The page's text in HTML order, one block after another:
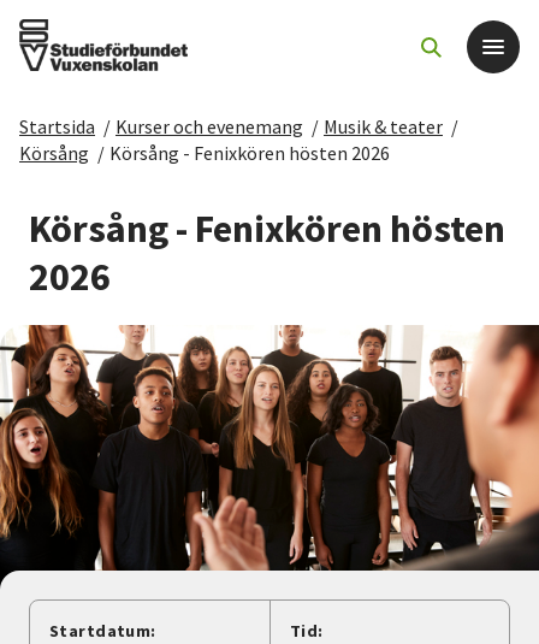
Det här gör vi
För dig som
Sök kurser och evenemang
Om SV
Starta studiecirkel
Cirkelledare
Nyheter
Avdelningar
Startsida / Kurser och evenemang / Musik & teater /
Körsång / Körsång - Fenixkören hösten 2026
Körsång - Fenixkören hösten
2026
Startdatum: Tid: